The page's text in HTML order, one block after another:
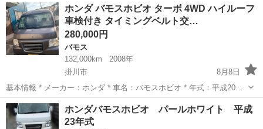
ホンダ バモスホビオ ターボ 4WD ハイルーフ
車検付き タイミングベルト交…
280,000円
バモス
132,000km
2008年
掛川市
8月8日
基本情報 * メーカー：ホンダ * 車名：バモスホビオ * 年式：平成20年
（2008年） * 駆動：4WD * ミッション：4速AT * エンジン：ターボ *
走行距離：約134,000km （使用中のため多少伸...
静岡 掛川市 バモス
ホンダバモスホビオ パールホワイト 平成
23年式